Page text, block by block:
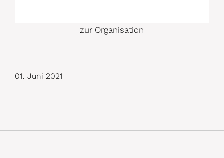
zur Organisation
01. Juni 2021